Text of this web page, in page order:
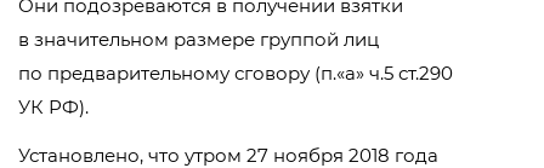
Они подозреваются в получении взятки
в значительном размере группой лиц
по предварительному сговору (п.«а» ч.5 ст.290
УК РФ).
Установлено, что утром 27 ноября 2018 года